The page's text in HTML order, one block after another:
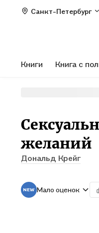
Санкт-Петербург
Книги Книга с
желаний
Дональд Крейг
Мало оценок